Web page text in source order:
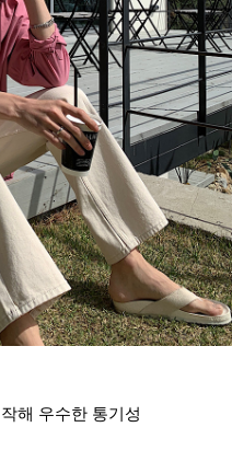
해 우수한 통기성